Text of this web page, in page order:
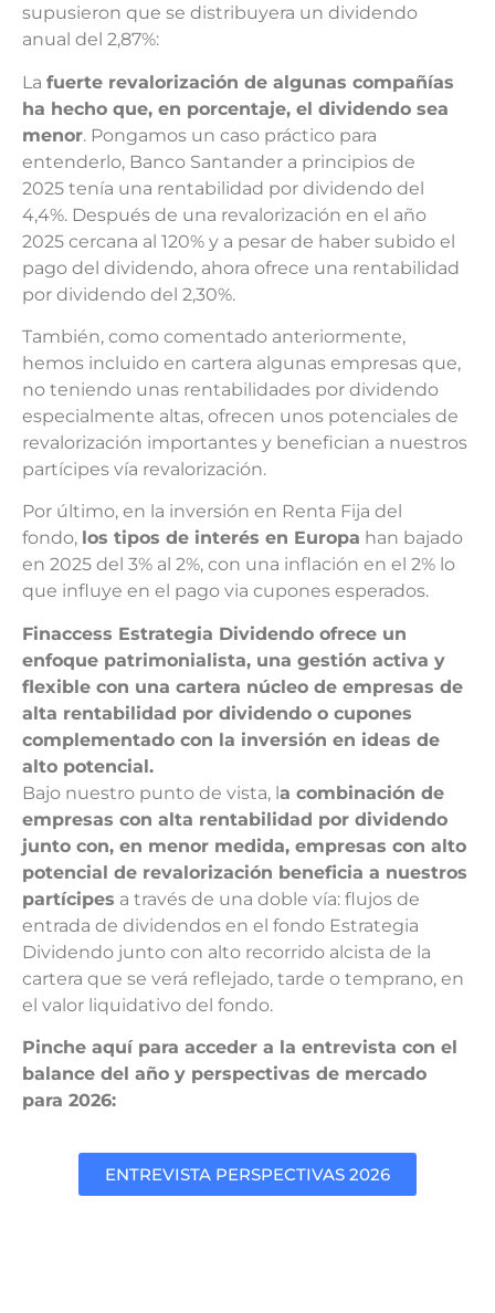
supusieron que se distribuyera un dividendo
anual del 2,87%:
La fuerte revalorización de algunas compañías
ha hecho que, en porcentaje, el dividendo sea
menor. Pongamos un caso práctico para
entenderlo, Banco Santander a principios de
2025 tenía una rentabilidad por dividendo del
4,4%. Después de una revalorización en el año
2025 cercana al 120% y a pesar de haber subido el
pago del dividendo, ahora ofrece una rentabilidad
por dividendo del 2,30%.
También, como comentado anteriormente,
hemos incluido en cartera algunas empresas que,
no teniendo unas rentabilidades por dividendo
especialmente altas, ofrecen unos potenciales de
revalorización importantes y benefician a nuestros
partícipes vía revalorización.
Por último, en la inversión en Renta Fija del
fondo, los tipos de interés en Europa han bajado
en 2025 del 3% al 2%, con una inflación en el 2% lo
que influye en el pago via cupones esperados.
Finaccess Estrategia Dividendo ofrece un
enfoque patrimonialista, una gestión activa y
flexible con una cartera núcleo de empresas de
alta rentabilidad por dividendo o cupones
complementado con la inversión en ideas de
alto potencial.
Bajo nuestro punto de vista, la combinación de
empresas con alta rentabilidad por dividendo
junto con, en menor medida, empresas con alto
potencial de revalorización beneficia a nuestros
partícipes a través de una doble vía: flujos de
entrada de dividendos en el fondo Estrategia
Dividendo junto con alto recorrido alcista de la
cartera que se verá reflejado, tarde o temprano, en
el valor liquidativo del fondo.
Pinche aquí para acceder a la entrevista con el
balance del año y perspectivas de mercado
para 2026:
ENTREVISTA PERSPECTIVAS 2026